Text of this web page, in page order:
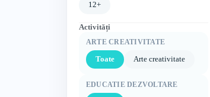
12+
Activități
ARTE CREATIVITATE
Toate Arte creativitate
EDUCATIE DEZVOLTARE